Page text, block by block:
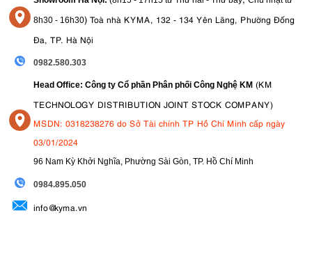
8h30 - 16h30) Toà nhà KYMA, 132 - 134 Yên Lãng, Phường Đống
Đa, TP. Hà Nội
0982.580.303
Head Office: Công ty Cổ phần Phân phối Công Nghệ KM (KM
TECHNOLOGY DISTRIBUTION JOINT STOCK COMPANY)
MSDN: 0318238276 do Sở Tài chính TP Hồ Chí Minh cấp ngày
03/01/2024
96 Nam Kỳ Khởi Nghĩa, Phường Sài Gòn, TP. Hồ Chí Minh
0984.895.050
info@kyma.vn